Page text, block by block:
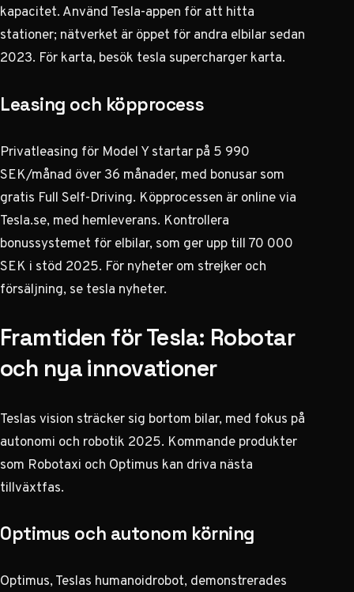
kapacitet. Använd Tesla-appen för att hitta
stationer; nätverket är öppet för andra elbilar sedan
2023. För karta, besök tesla supercharger karta.
Leasing och köpprocess
Privatleasing för Model Y startar på 5 990
SEK/månad över 36 månader, med bonusar som
gratis Full Self-Driving. Köpprocessen är online via
Tesla.se, med hemleverans. Kontrollera
bonussystemet för elbilar, som ger upp till 70 000
SEK i stöd 2025. För nyheter om strejker och
försäljning, setesla nyheter.
Framtiden för Tesla: Robotar
och nya innovationer
Teslas vision sträcker sig bortom bilar, med fokus på
autonomi och robotik 2025. Kommande produkter
som Robotaxi och Optimus kan driva nästa
tillväxtfas.
Optimus och autonom körning
Optimus, Teslas humanoidrobot, demonstrerades